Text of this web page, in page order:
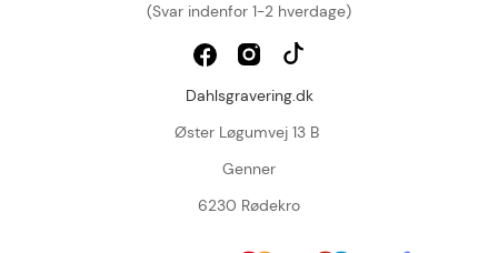
(Svar indenfor 1-2 hverdage)
Dahlsgravering.dk
Øster Løgumvej 13 B
Genner
6230 Rødekro